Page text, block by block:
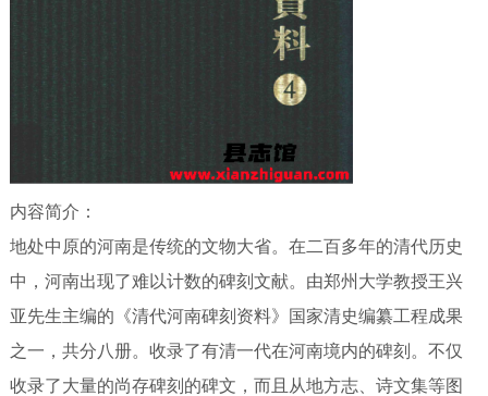
内容简介：
地处中原的河南是传统的文物大省。在二百多年的清代历史
中，河南出现了难以计数的碑刻文献。由郑州大学教授王兴
亚先生主编的《清代河南碑刻资料》国家清史编纂工程成果
之一，共分八册。收录了有清一代在河南境内的碑刻。不仅
收录了大量的尚存碑刻的碑文，而且从地方志、诗文集等图